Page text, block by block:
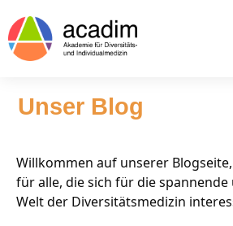
Unser Blog
Willkommen auf unserer
für alle, die sich für die spannende
Welt der Diversitätsmedizin